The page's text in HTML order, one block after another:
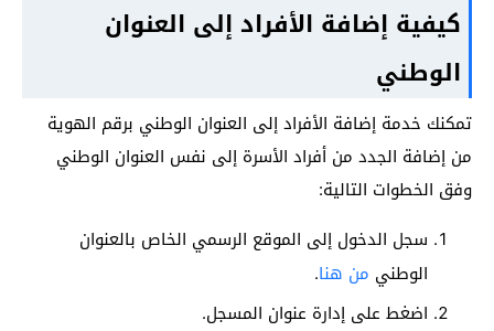
كيفية إضافة الأفراد إلى العنوان
الوطني
تمكنك خدمة إضافة الأفراد إلى العنوان الوطني برقم الهوية
من إضافة الجدد من أفراد الأسرة إلى نفس العنوان الوطني
وفق الخطوات التالية:
سجل الدخول إلى الموقع الرسمي الخاص بالعنوان
الوطني من هنا.
اضغط على إدارة عنوان المسجل.